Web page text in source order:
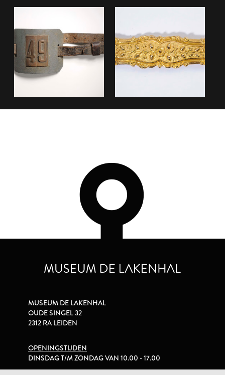
MUSEUM DE LAKENHAL
OUDE SINGEL 32
2312 RA LEIDEN
OPENINGSTIJDEN
DINSDAG T/M ZONDAG VAN 10.00 - 17.00